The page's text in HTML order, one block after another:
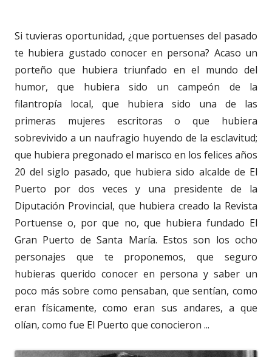
Si tuvieras oportunidad, ¿que portuenses del pasado
te hubiera gustado conocer en persona? Acaso un
porteño que hubiera triunfado en el mundo del
humor, que hubiera sido un campeón de la
filantropía local, que hubiera sido una de las
primeras mujeres escritoras o que hubiera
sobrevivido a un naufragio huyendo de la esclavitud;
que hubiera pregonado el marisco en los felices años
20 del siglo pasado, que hubiera sido alcalde de El
Puerto por dos veces y una presidente de la
Diputación Provincial, que hubiera creado la Revista
Portuense o, por que no, que hubiera fundado El
Gran Puerto de Santa María. Estos son los ocho
personajes que te proponemos, que seguro
hubieras querido conocer en persona y saber un
poco más sobre como pensaban, que sentían, como
eran físicamente, como eran sus andares, a que
olían, como fue El Puerto que conocieron ...